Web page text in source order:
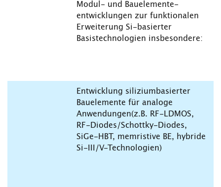
Modul- und Bauelemente-
entwicklungen zur funktionalen
Erweiterung Si-basierter
Basistechnologien insbesondere:
Entwicklung siliziumbasierter
Bauelemente für analoge
Anwendungen(z.B. RF-LDMOS,
RF-Diodes/Schottky-Diodes,
SiGe-HBT, memristive BE, hybride
Si-III/V-Technologien)